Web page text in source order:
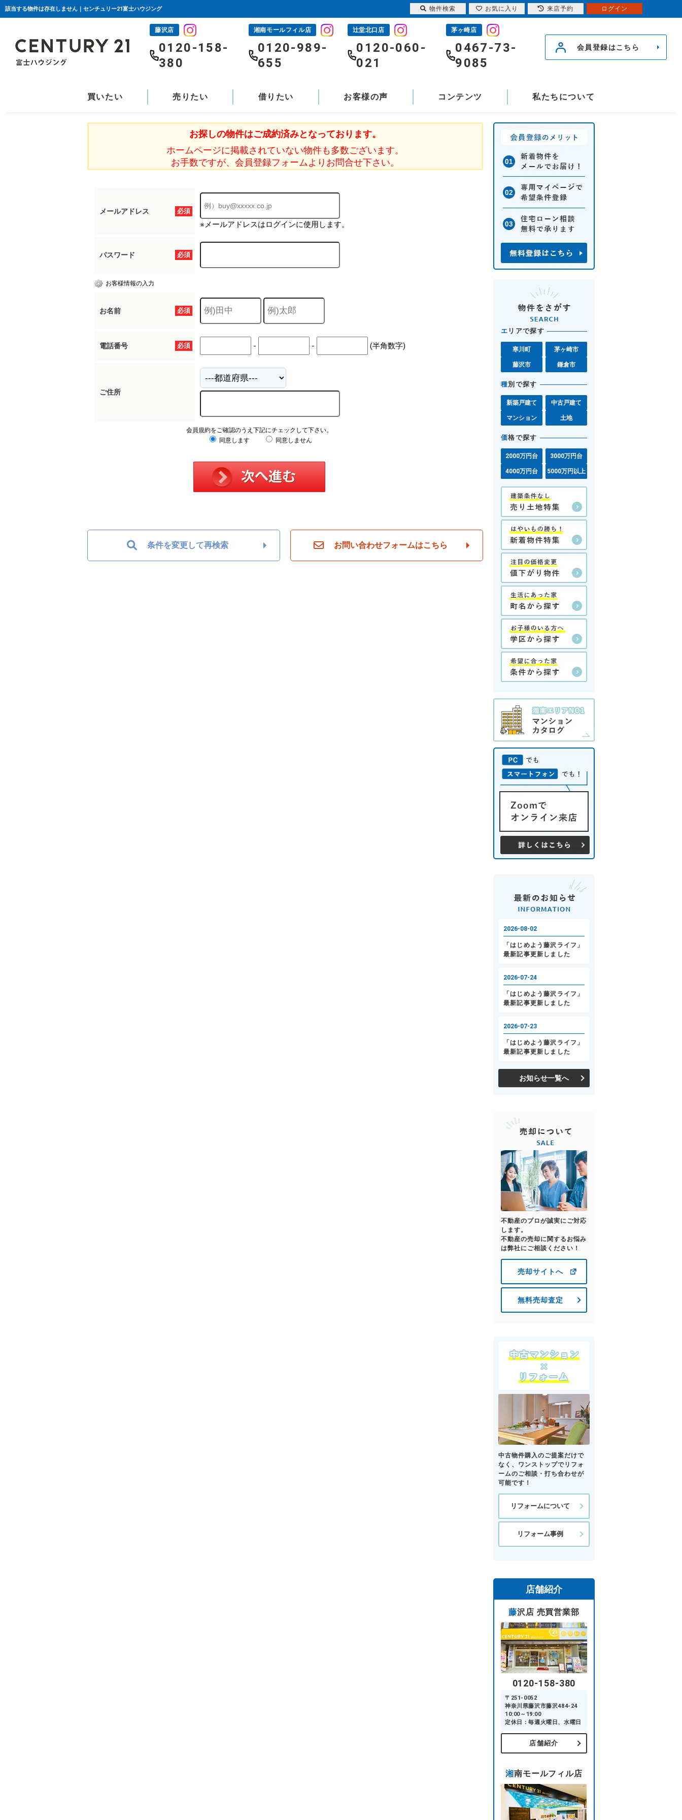
該当する物件は存在しません｜センチュリー21富士ハウジング
藤沢店
0120-158-
380
湘南モールフィル店
0120-989-
655
辻堂北口店
0120-060-
021
茅ヶ崎店
0467-73-
9085
会員登録はこちら
買いたい 売りたい 借りたい お客様の声 コンテンツ 私たちについて
お探しの物件はご成約済みとなっております。
ホームページに掲載されていない物件も多数ございます。
お手数ですが、会員登録フォームよりお問合せ下さい。
必須
メールアドレス
※メールアドレスはログインに使用します。
必須
パスワード
お客様情報の入力
必須
お名前
必須
電話番号 - - (半角数字)
ご住所
会員規約をご確認のうえ下記にチェックして下さい。
同意します
同意しません
条件を変更して再検索 お問い合わせフォームはこちら
エ リアで探す
寒川町 茅ヶ崎市
藤沢市 鎌倉市
種別で探す
新築戸建て 中古戸建て
マンション 土地
価格で探す
2000万円台 3000万円台
4000万円台 5000万円以上
お知らせ一覧へ
不動産のプロが誠実にご対応
します。
不動産の売却に関するお悩み
は弊社にご相談ください！
売却サイトへ
無料売却査定
中古物件購入のご提案だけで
なく、ワンストップでリフォ
ームのご相談・打ち合わせが
可能です！
リフォームについて
リフォーム事例
店舗紹介
藤沢店 売買営業部
0120-158-380
〒251-0052
神奈川県藤沢市藤沢484-24
10:00～19:00
定休日：毎週火曜日、水曜日
店舗紹介
湘南モールフィル店
物件検索 お気に入り 来店予約 ログイン